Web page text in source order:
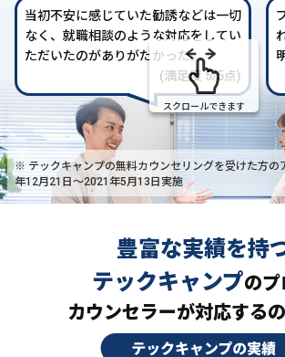
当初不安に感じていた勧誘などは一切
なく、就職相談のような対応をしてい
ただいたのがありがたかった。
(満足度 5/5点)
スクロールできます
※ テックキャンプの無料カウンセリングを受けた方の
年12月21日〜2021年5月13日実施
豊富な実績を持
テックキャンプのプ
カウンセラーが対応する